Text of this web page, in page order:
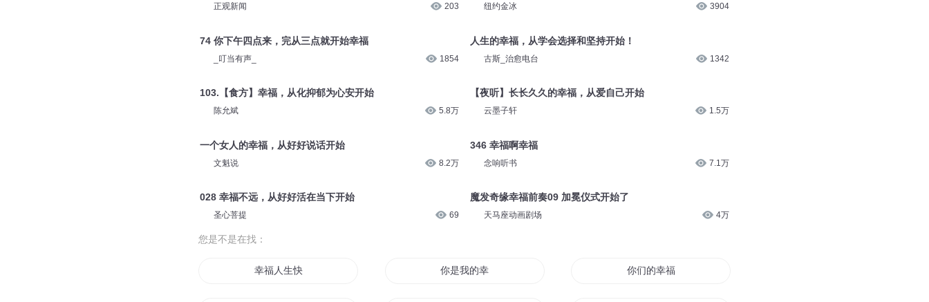
正观新闻 203
74 你下午四点来，完从三点就开始幸福
_叮当有声_ 1854
103.【食方】幸福，从化抑郁为心安开始
陈允斌 5.8万
一个女人的幸福，从好好说话开始
文魁说 8.2万
028 幸福不远，从好好活在当下开始
圣心菩提 69
纽约金冰 3904
人生的幸福，从学会选择和坚持开始！
古斯_治愈电台 1342
【夜听】长长久久的幸福，从爱自己开始
云墨子轩 1.5万
346 幸福啊幸福
念响听书 7.1万
魔发奇缘幸福前奏09 加冕仪式开始了
天马座动画剧场 4万
您是不是在找：
幸福人生快穿 你是我的幸福吗 你们的幸福我想看看